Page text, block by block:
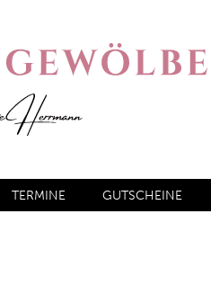
TERMINE GUTSCHEINE